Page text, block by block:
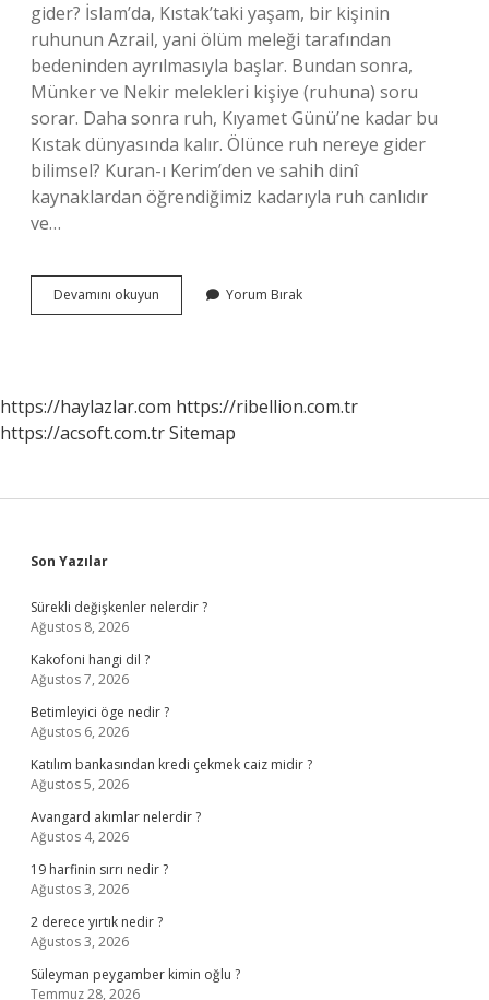
gider? İslam’da, Kıstak’taki yaşam, bir kişinin
ruhunun Azrail, yani ölüm meleği tarafından
bedeninden ayrılmasıyla başlar. Bundan sonra,
Münker ve Nekir melekleri kişiye (ruhuna) soru
sorar. Daha sonra ruh, Kıyamet Günü’ne kadar bu
Kıstak dünyasında kalır. Ölünce ruh nereye gider
bilimsel? Kuran-ı Kerim’den ve sahih dinî
kaynaklardan öğrendiğimiz kadarıyla ruh canlıdır
ve…
Devamını okuyun
Halinde
Yorum Bırak
https://haylazlar.com https://ribellion.com.tr
https://acsoft.com.trSitemap
Sidebar
Son Yazılar
Sürekli değişkenler nelerdir ?
Ağustos 8, 2026
Kakofoni hangi dil ?
Ağustos 7, 2026
Betimleyici öge nedir ?
Ağustos 6, 2026
Katılım bankasından kredi çekmek caiz midir ?
Ağustos 5, 2026
Avangard akımlar nelerdir ?
Ağustos 4, 2026
19 harfinin sırrı nedir ?
Ağustos 3, 2026
2 derece yırtık nedir ?
Ağustos 3, 2026
Süleyman peygamber kimin oğlu ?
Temmuz 28, 2026